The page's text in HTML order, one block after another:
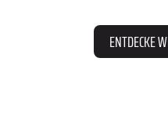
ENTDECKE